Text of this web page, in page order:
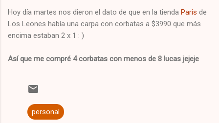
Hoy día martes nos dieron el dato de que en la tienda Paris de
Los Leones había una carpa con corbatas a $3990 que más
encima estaban 2 x 1 : )
Así que me compré 4 corbatas con menos de 8 lucas jejeje
personal